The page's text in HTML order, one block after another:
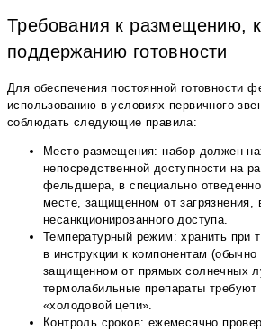
Требования к размещению,
поддержанию готовности
Для обеспечения постоянной готовности
использованию в условиях первичного
соблюдать следующие правила:
Место размещения: набор должен
непосредственной доступности на
фельдшера, в специально
месте, защищенном от загрязнения,
несанкционированного доступа.
Температурный режим: хранить при
в инструкции к компонентам
защищенном от прямых солнечных
термолабильные препараты требуют
«холодовой цепи».
Контроль сроков: ежемесячно